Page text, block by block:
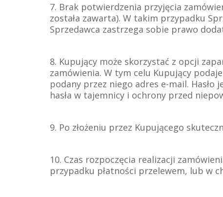
7. Brak potwierdzenia przyjęcia
została zawarta). W takim przypadku
Sprzedawca zastrzega sobie prawo
8. Kupujący może skorzystać z opcji
zamówienia. W tym celu Kupujący
podany przez niego adres e-mail.
hasła w tajemnicy i ochrony przed
9. Po złożeniu przez Kupującego
10. Czas rozpoczęcia realizacji
przypadku płatności przelewem, lub w